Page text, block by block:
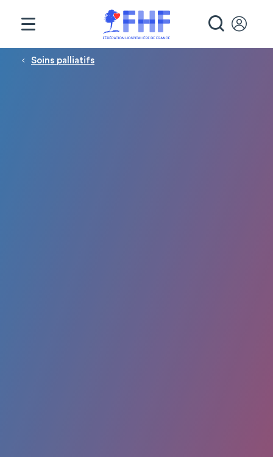
Fil d'Ariane
Soins palliatifs
Panneau de gestion des cookies